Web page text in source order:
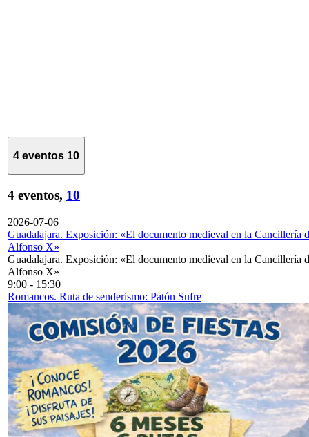
4 eventos 10
4 eventos, 10
2026-07-06
Guadalajara. Exposición: «El documento medieval en la Cancillería
Alfonso X»
Guadalajara. Exposición: «El documento medieval en la Cancillería
Alfonso X»
9:00 - 15:30
Romancos. Ruta de senderismo: Patón Sufre